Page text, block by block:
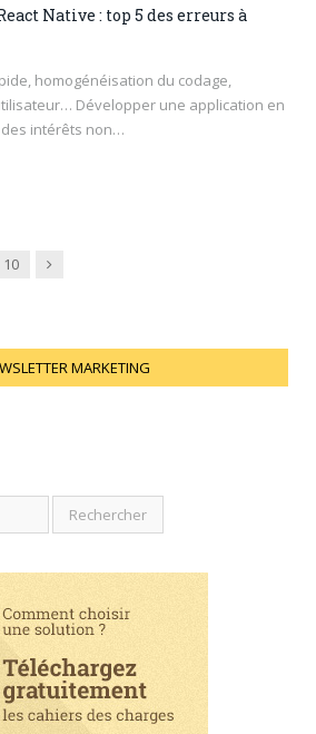
Native : top 5 des erreurs à
homogénéisation du codage,
Développer une application en
des intérêts non…
10 Next
MARKETING